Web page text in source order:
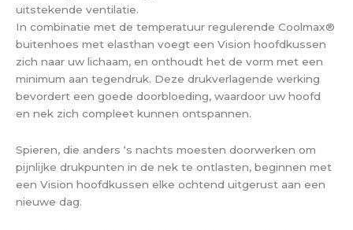
uitstekende ventilatie.
In combinatie met de temperatuur regulerende Coolmax®
buitenhoes met elasthan voegt een Vision hoofdkussen
zich naar uw lichaam, en onthoudt het de vorm met een
minimum aan tegendruk. Deze drukverlagende werking
bevordert een goede doorbloeding, waardoor uw hoofd
en nek zich compleet kunnen ontspannen.
Spieren, die anders ‘s nachts moesten doorwerken om
pijnlijke drukpunten in de nek te ontlasten, beginnen met
een Vision hoofdkussen elke ochtend uitgerust aan een
nieuwe dag.